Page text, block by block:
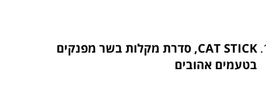
CAT STICK, סדרת מקלות בשר מפנקים
בטעמים אהובים